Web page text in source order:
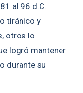
al 96 d.C.
tiránico y
otros lo
logró mantener
durante su